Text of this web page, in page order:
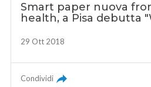
Smart paper nuova
health, a Pisa debutta
29 Ott 2018
Condividi